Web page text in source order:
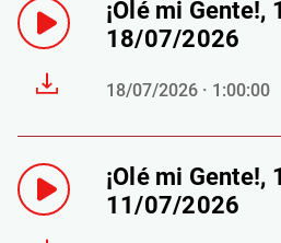
¡Olé mi Gente!,
18/07/2026
18/07/2026 · 1:00:00
¡Olé mi Gente!,
11/07/2026